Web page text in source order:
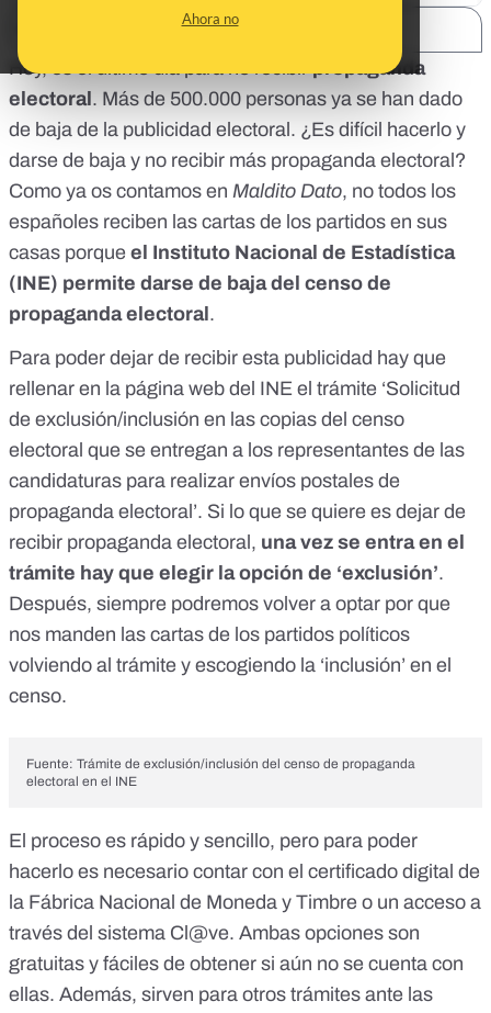
Ahora no
Hoy, es el último día para no recibirpropaganda
electoral . Más de 500.000 personas ya se han dado
de baja de la publicidad electoral. ¿Es difícil hacerlo y
darse de baja y no recibir más propaganda electoral?
Como ya os contamos en Maldito Dato, no todos los
españoles reciben las cartas de los partidos en sus
casas porque el Instituto Nacional de Estadística
(INE) permite darse de baja del censo de
propaganda electoral .
Para poder dejar de recibir esta publicidad hay que
rellenar en la página web del INE el trámite ‘Solicitud
de exclusión/inclusión en las copias del censo
electoral que se entregan a los representantes de las
candidaturas para realizar envíos postales de
propaganda electoral’. Si lo que se quiere es dejar de
recibir propaganda electoral, una vez se entra en el
trámite hay que elegir la opción de ‘exclusión’.
Después, siempre podremos volver a optar por que
nos manden las cartas de los partidos políticos
volviendo al trámite y escogiendo la ‘inclusión’ en el
censo.
Fuente: Trámite de exclusión/inclusión del censo de propaganda
electoral en el INE
El proceso es rápido y sencillo, pero para poder
hacerlo es necesario contar con el certificado digital de
la Fábrica Nacional de Moneda y Timbre o un acceso a
través del sistema Cl@ve. Ambas opciones son
gratuitas y fáciles de obtener si aún no se cuenta con
ellas. Además, sirven para otros trámites ante las